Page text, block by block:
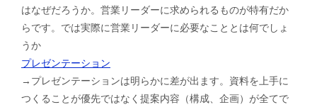
はなぜだろうか。営業リーダーに求められるものが特有だか
らです。では実際に営業リーダーに必要なこととは何でしょ
うか
プレゼンテーション
→プレゼンテーションは明らかに差が出ます。資料を上手に
つくることが優先ではなく提案内容（構成、企画）が全てで